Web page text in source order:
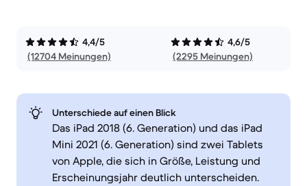
4,4/5
(12704 Meinungen)
4,6/5
(2295 Meinungen)
Unterschiede auf einen Blick
Das iPad 2018 (6. Generation) und das iPad
Mini 2021 (6. Generation) sind zwei Tablets
von Apple, die sich in Größe, Leistung und
Erscheinungsjahr deutlich unterscheiden.